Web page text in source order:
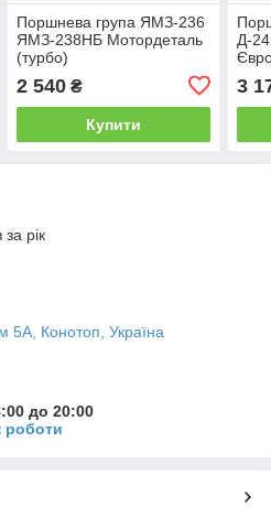
Поршнева група ЯМЗ-236
ЯМЗ-238НБ Мотордеталь
(турбо)
2 540₴
Купити
Д-
ПМЗ
3
рік
5А, Конотоп, Україна
до 20:00
роботи